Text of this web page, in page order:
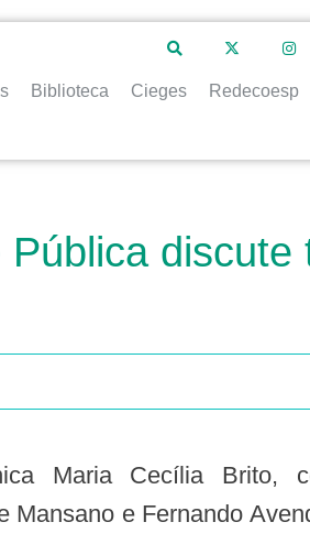
Biblioteca Cieges Redecoesp
discute
Mansano e Fernando